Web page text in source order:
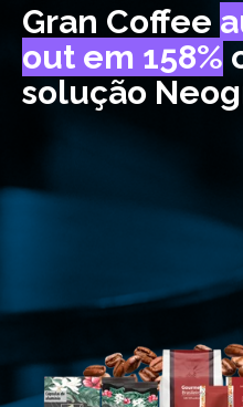
Gran Coffee
out em 158%
solução